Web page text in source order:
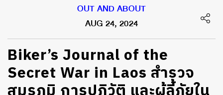
OUT AND ABOUT
AUG 24, 2024
Biker’s Journal of the
Secret War in Laos สำรวจ